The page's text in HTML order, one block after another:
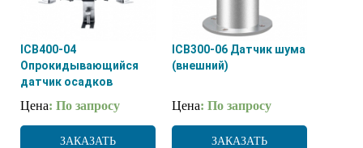
ICB400-04
Опрокидывающийся
датчик осадков
Цена: По запросу
ЗАКАЗАТЬ
ICB300-06 Датчик шума
(внешний)
Цена: По запросу
ЗАКАЗАТЬ